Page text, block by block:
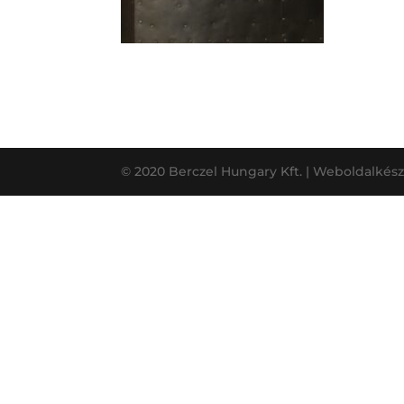
© 2020 Berczel Hungary Kft. |